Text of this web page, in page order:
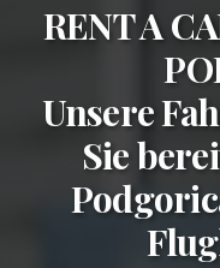
RENT A
Unsere
Sie